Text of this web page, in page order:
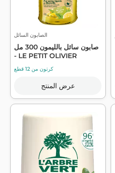
الصابون السائل
صابون سائل بالليمون 300 مل
- LE PETIT OLIVIER
كرتون من 12 قطع
عرض المنتج